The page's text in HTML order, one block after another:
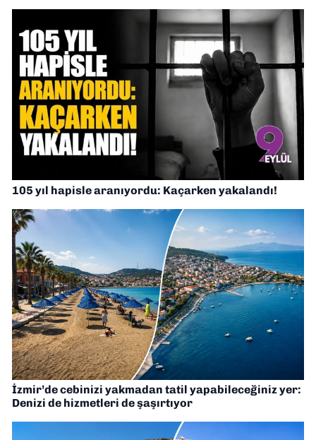
105 yıl hapisle aranıyordu: Kaçarken yakalandı!
İzmir’de cebinizi yakmadan tatil yapabileceğiniz yer:
Denizi de hizmetleri de şaşırtıyor